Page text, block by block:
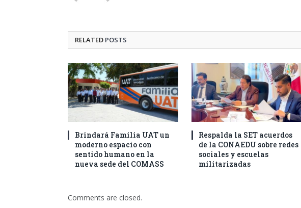
RELATED POSTS
Brindará Familia UAT un
moderno espacio con
sentido humano en la
nueva sede del COMASS
Respalda la SET acuerdos
de la CONAEDU sobre redes
sociales y escuelas
militarizadas
Comments are closed.